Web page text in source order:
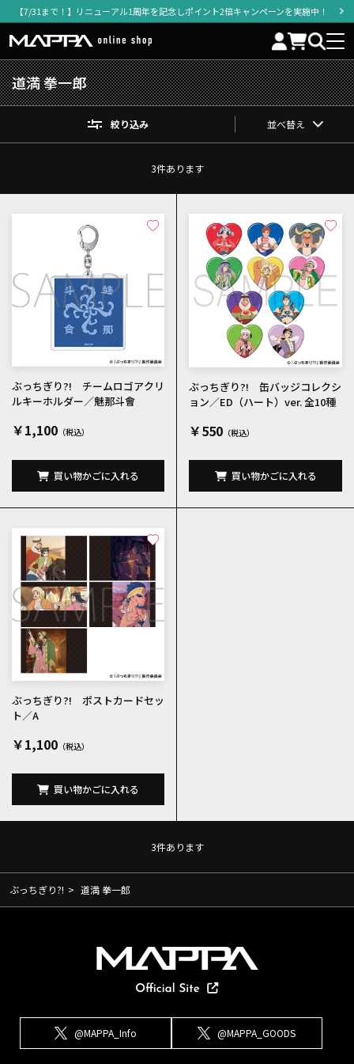
【7/31まで！】リニューアル1周年を記念しポイント2倍キャンペーンを実施中！
道満 拳一郎
絞り込み 並べ替え
3件あります
ぶっちぎり?! チームロゴアクリ
ルキーホルダー／魅那斗會
￥1,100
買い物かごに入れる
ぶっちぎり?! 缶バッジコレクシ
ョン／ED（ハート）ver. 全10種
￥550
買い物かごに入れる
ぶっちぎり?! ポストカードセッ
ト／A
￥1,100
買い物かごに入れる
3件あります
ぶっちぎり?! > 道満 拳一郎
@MAPPA_Info @MAPPA_GOODS